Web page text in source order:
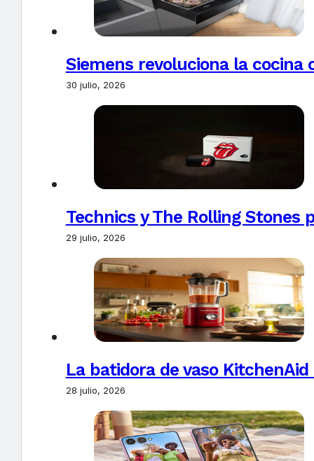
Siemens revoluciona la
30 julio, 2026
Technics y The Rolling Stones
29 julio, 2026
La batidora de vaso
28 julio, 2026